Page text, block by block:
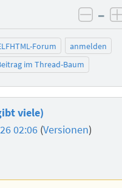
–
Forum
anmelden
im Thread-Baum
viele)
02:06 (Versionen)